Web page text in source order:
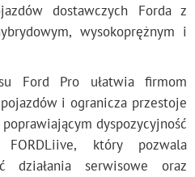
dostawczych Forda z
wysokoprężnym i
Ford Pro ułatwia firmom
i ogranicza przestoje
dyspozycyjność
FORDLiive, który pozwala
działania serwisowe oraz